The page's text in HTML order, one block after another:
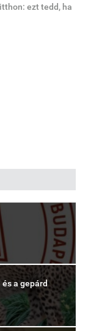
ezt tedd, ha
a gepárd